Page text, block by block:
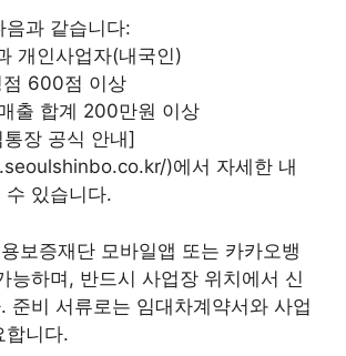
음과 같습니다:
개인사업자(내국인)
점 600점 이상
출 합계 200만원 이상
장 공식 안내]
)에서 자세한 내
수 있습니다.
보증재단 모바일앱 또는 카카오뱅
능하며, 반드시 사업장 위치에서 신
준비 서류로는 임대차계약서와 사업
합니다.